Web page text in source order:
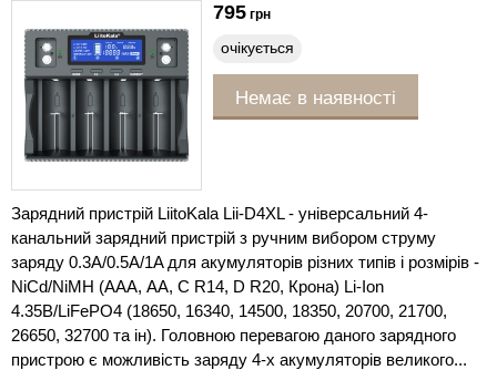
795 грн
очікується
Немає в наявності
Зарядний пристрій LiitoKala Lii-D4XL - універсальний 4-
канальний зарядний пристрій з ручним вибором струму
заряду 0.3А/0.5А/1A для акумуляторів різних типів і розмірів -
NiCd/NiMH (ААА, АА, C R14, D R20, Крона) Li-Ion
4.35В/LiFePO4 (18650, 16340, 14500, 18350, 20700, 21700,
26650, 32700 та ін). Головною перевагою даного зарядного
пристрою є можливість заряду 4-х акумуляторів великого...